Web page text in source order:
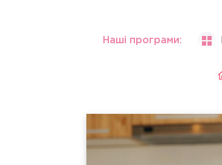
Наші програми: